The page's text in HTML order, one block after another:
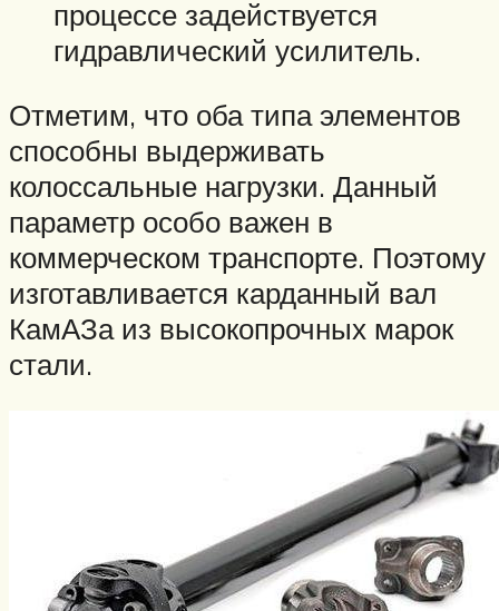
процессе задействуется
гидравлический усилитель.
Отметим, что оба типа элементов
способны выдерживать
колоссальные нагрузки. Данный
параметр особо важен в
коммерческом транспорте. Поэтому
изготавливается карданный вал
КамАЗа из высокопрочных марок
стали.